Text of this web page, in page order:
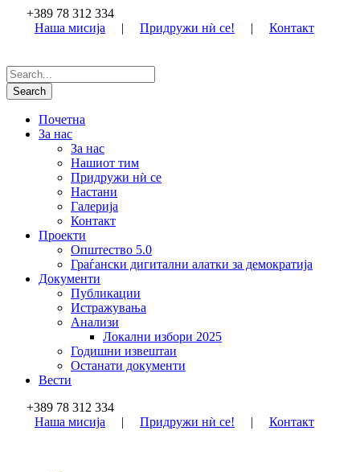
+389 78 312 334
Наша мисија
| Придружи нѝ се! | Контакт
Почетна
За нас
За нас
Нашиот тим
Придружи нѝ се
Настани
Галерија
Контакт
Проекти
Општество 5.0
Граѓански дигитални алатки за демократија
Документи
Публикации
Истражувања
Анализи
Локални избори 2025
Годишни извештаи
Останати документи
Вести
+389 78 312 334
Наша мисија
| Придружи нѝ се! | Контакт